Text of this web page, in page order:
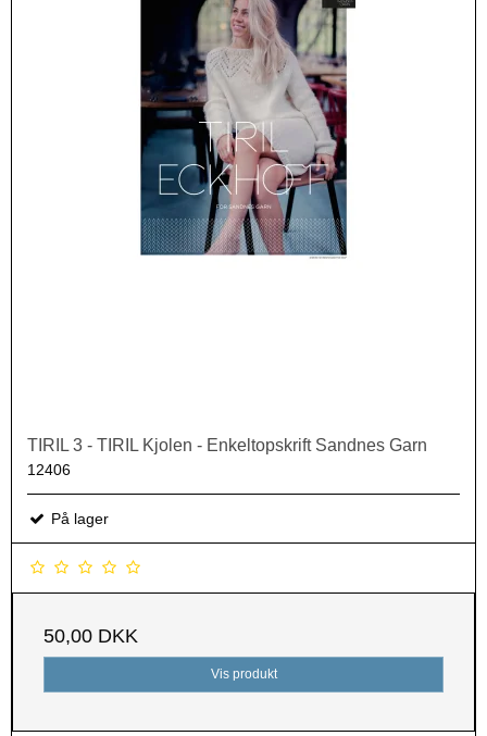
TIRIL 3 - TIRIL Kjolen - Enkeltopskrift Sandnes Garn
12406
På lager
50,00 DKK
Vis produkt